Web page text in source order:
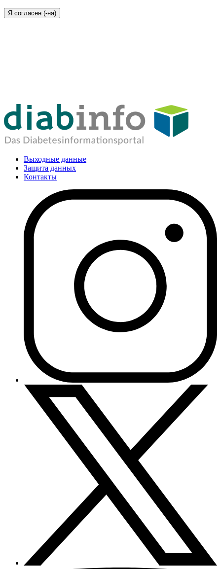
Я согласен (-на)
Выходные данные
Защита данных
Контакты